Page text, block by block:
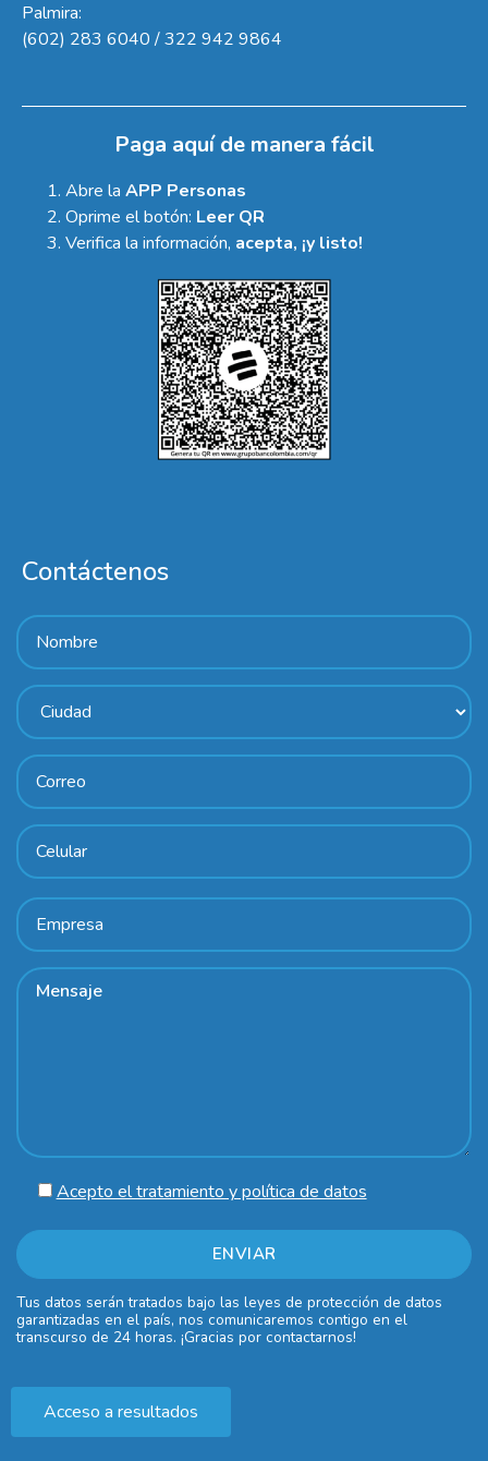
Palmira:
(602) 283 6040 / 322 942 9864
Paga aquí de manera fácil
Abre la APP Personas
Oprime el botón: Leer QR
Verifica la información, acepta, ¡y listo!
Contáctenos
Acepto el tratamiento y política de datos
Tus datos serán tratados bajo las leyes de protección de datos
garantizadas en el país, nos comunicaremos contigo en el
transcurso de 24 horas. ¡Gracias por contactarnos!
Acceso a resultados